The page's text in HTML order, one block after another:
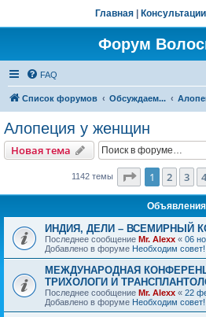
Главная Консультации
Форум
FAQ
Список форумов Обсуждаем...
Алопеция у женщин
Новая тема
1142 темы Страница
1 2 3 4
Объявления
ИНДИЯ, ДЕЛИ – ВСЕМИРНЫЙ
Последнее сообщение Mr. Alexx « 06
Добавлено в форуме Необходим совет!
МЕЖДУНАРОДНАЯ
ТРИХОЛОГИ И
Последнее сообщение Mr. Alexx « 22
Добавлено в форуме Необходим совет!